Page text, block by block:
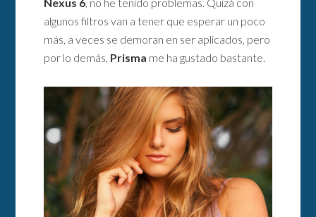
algunos filtros van a tener que esperar un poco
más, a veces se demoran en ser aplicados, pero
por lo demás, Prisma me ha gustado bastante.